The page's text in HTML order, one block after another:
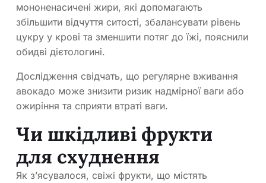
мононенасичені жири, які допомагають
збільшити відчуття ситості, збалансувати рівень
цукру у крові та зменшити потяг до їжі, пояснили
обидві дієтологині.
Дослідження свідчать, що регулярне вживання
авокадо може знизити ризик надмірної ваги або
ожиріння та сприяти втраті ваги.
Чи шкідливі фрукти
для схуднення
Як з’ясувалося, свіжі фрукти, що містять